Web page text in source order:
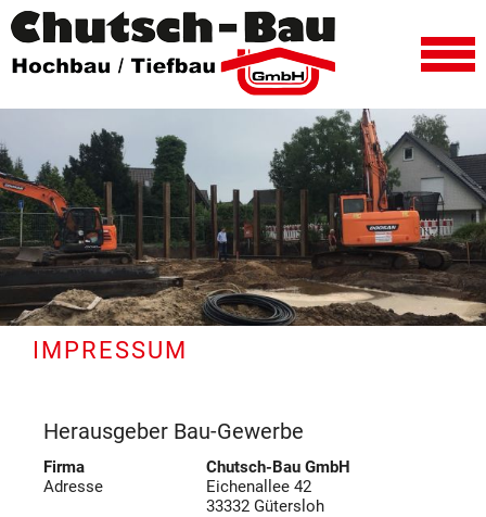
IMPRESSUM
Herausgeber Bau-Gewerbe
Firma
Chutsch-Bau GmbH
Adresse
Eichenallee 42
33332 Gütersloh